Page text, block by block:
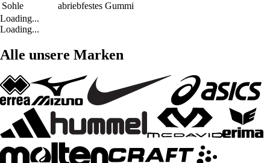
Sohle
abriebfestes Gummi
Loading...
Loading...
Alle unsere Marken